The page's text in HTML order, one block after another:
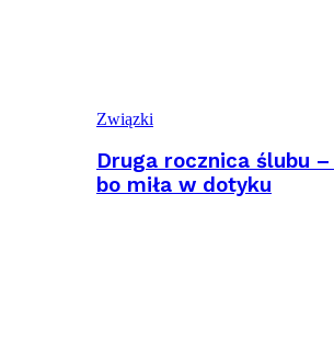
Związki
Druga rocznica ślubu –
bo miła w dotyku